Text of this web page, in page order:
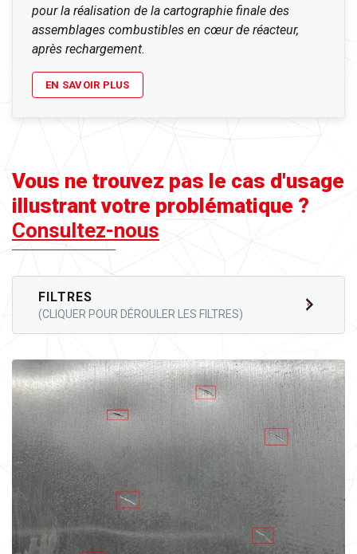
pour la réalisation de la cartographie finale des
assemblages combustibles en cœur de réacteur,
après rechargement.
EN SAVOIR PLUS
Vous ne trouvez pas le cas d'usage
illustrant votre problématique ?
Consultez-nous
FILTRES
(CLIQUER POUR DÉROULER LES FILTRES)